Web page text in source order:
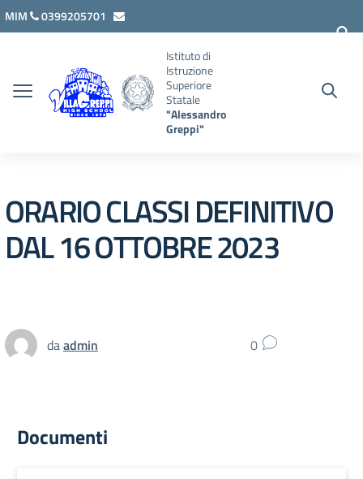
Vai ai contenuti
Vai al menu di navigazione
Vai al footer
MIM
0399205701
Istituto di
Istruzione
Superiore
Statale
"Alessandro
Greppi"
ORARIO CLASSI DEFINITIVO
DAL 16 OTTOBRE 2023
daadmin 0
Documenti